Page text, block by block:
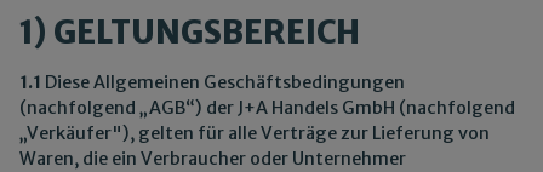
1) GELTUNGSBEREICH
1.1 Diese Allgemeinen Geschäftsbedingungen
(nachfolgend „AGB“) der J+A Handels GmbH (nachfolgend
„Verkäufer"), gelten für alle Verträge zur Lieferung von
Waren, die ein Verbraucher oder Unternehmer